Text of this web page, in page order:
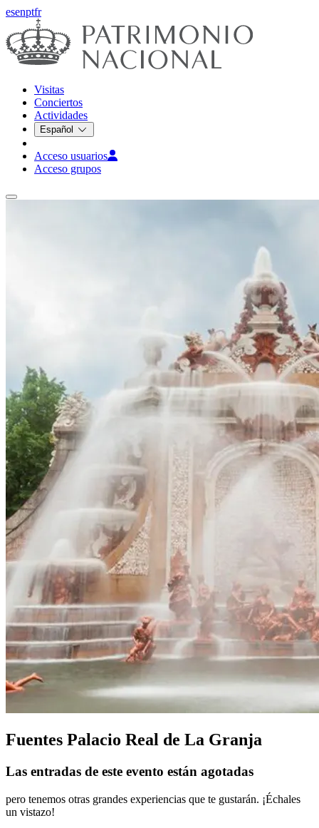
esenptfr
Visitas
Conciertos
Actividades
Español
Acceso usuarios
Acceso grupos
Fuentes Palacio Real de La Granja
Las entradas de este evento están agotadas
pero tenemos otras grandes experiencias que te gustarán. ¡Échales
un vistazo!